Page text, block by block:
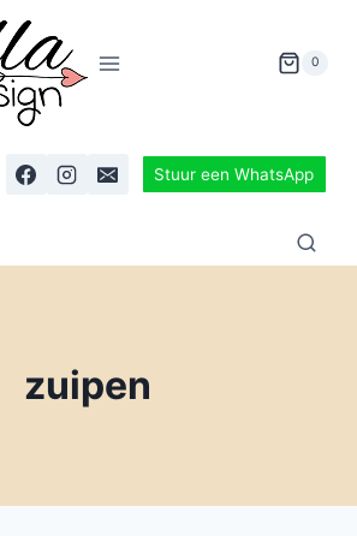
0
Stuur een WhatsApp
zuipen